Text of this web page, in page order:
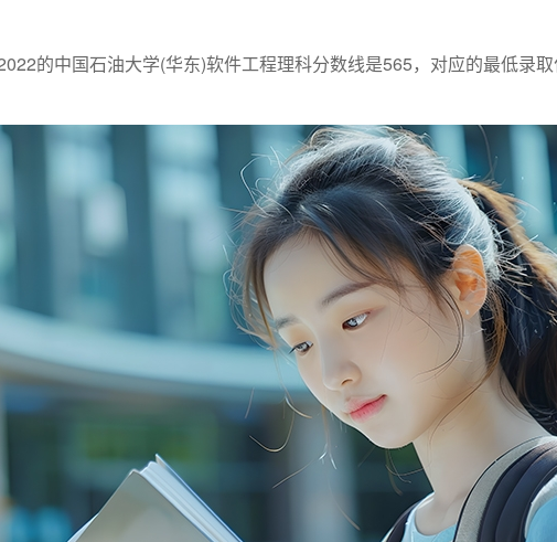
的中国石油大学(华东)软件工程理科分数线是565，对应的最低录